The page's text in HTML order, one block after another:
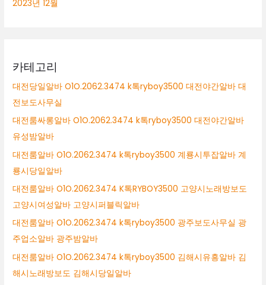
2023년 12월
카테고리
대전당일알바 O1O.2062.3474 k톡ryboy3500 대전야간알바 대
전보도사무실
대전룸싸롱알바 O1O.2062.3474 k톡ryboy3500 대전야간알바
유성밤알바
대전룸알바 O1O.2062.3474 k톡ryboy3500 계룡시투잡알바 계
룡시당일알바
대전룸알바 O1O.2062.3474 K톡RYBOY3500 고양시노래방보도
고양시여성알바 고양시퍼블릭알바
대전룸알바 O1O.2062.3474 k톡ryboy3500 광주보도사무실 광
주업소알바 광주밤알바
대전룸알바 O1O.2062.3474 k톡ryboy3500 김해시유흥알바 김
해시노래방보도 김해시당일알바